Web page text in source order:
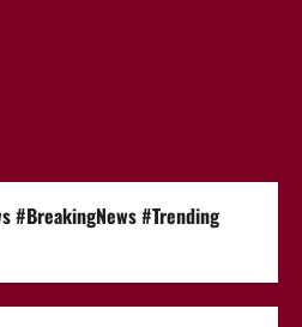
#BreakingNews #Trending